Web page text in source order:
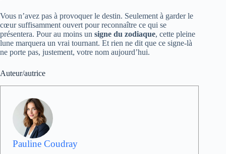
Vous n’avez pas à provoquer le destin. Seulement à garder le
cœur suffisamment ouvert pour reconnaître ce qui se
présentera. Pour au moins un signe du zodiaque, cette pleine
lune marquera un vrai tournant. Et rien ne dit que ce signe-là
ne porte pas, justement, votre nom aujourd’hui.
Auteur/autrice
Pauline Coudray